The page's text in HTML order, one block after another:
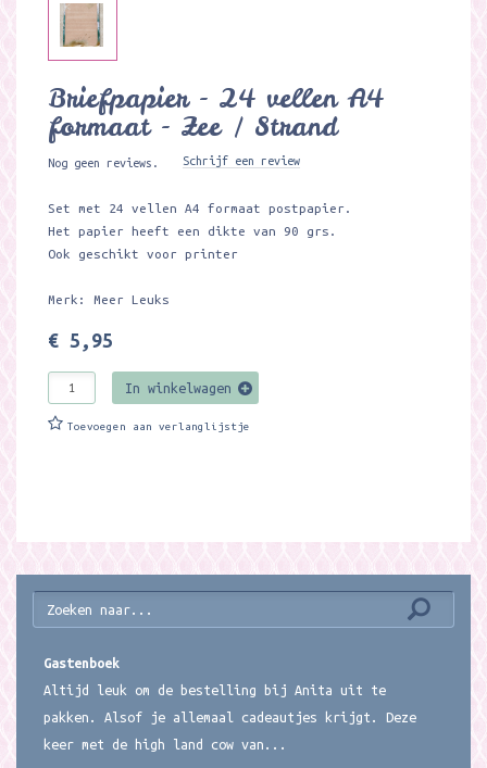
Briefpapier - 24 vellen A4
formaat - Zee / Strand
Nog geen reviews. Schrijf een review
Set met 24 vellen A4 formaat postpapier.
Het papier heeft een dikte van 90 grs.
Ook geschikt voor printer
Merk: Meer Leuks
€ 5,95
In winkelwagen
Toevoegen aan verlanglijstje
Gastenboek
Altijd leuk om de bestelling bij Anita uit te
pakken. Alsof je allemaal cadeautjes krijgt. Deze
keer met de high land cow van...